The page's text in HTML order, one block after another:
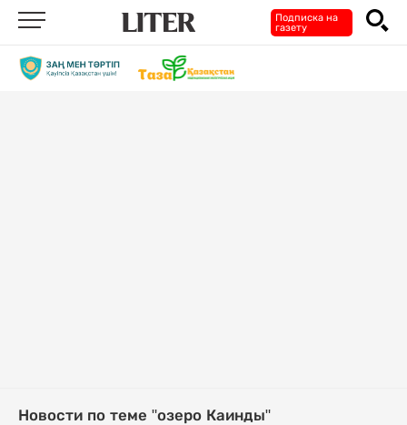
Подписка на
газету
Новости по теме "озеро Каинды"